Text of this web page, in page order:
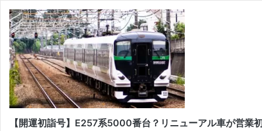
【開運初詣号】E257系5000番台？リニューアル車が営